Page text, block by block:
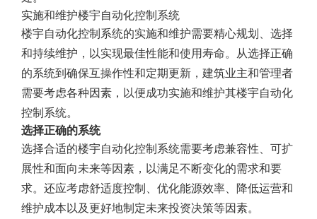
实施和维护楼宇自动化控制系统
楼宇自动化控制系统的实施和维护需要精心规划、选择
和持续维护，以实现最佳性能和使用寿命。从选择正确
的系统到确保互操作性和定期更新，建筑业主和管理者
需要考虑各种因素，以便成功实施和维护其楼宇自动化
控制系统。
选择正确的系统
选择合适的楼宇自动化控制系统需要考虑兼容性、可扩
展性和面向未来等因素，以满足不断变化的需求和要
求。还应考虑舒适度控制、优化能源效率、降低运营和
维护成本以及更好地制定未来投资决策等因素。